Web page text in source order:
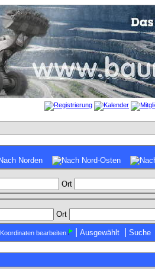
Ort
Ort
Koordinaten bearbeiten Ausgewählt Suche